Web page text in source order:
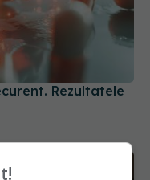
Rezultatele